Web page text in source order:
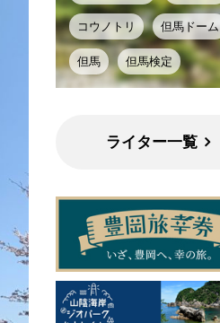
コウノトリ 但馬ドーム
但馬 但馬検定
ライター一覧